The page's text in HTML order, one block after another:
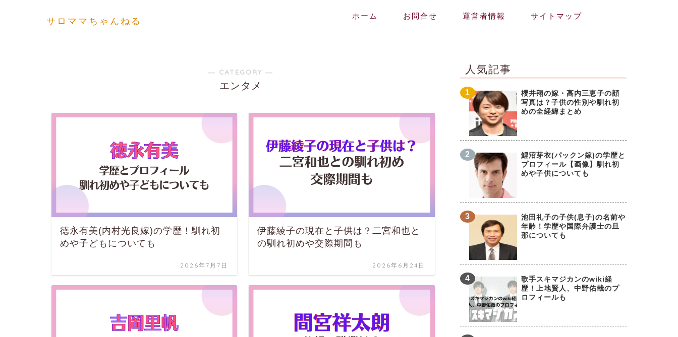
サロママちゃんねる ホーム お問合せ 運営者情報 サイトマップ
― CATEGORY ―
エンタメ
徳永有美(内村光良嫁)の学歴！馴れ初
めや子どもについても
2026年7月7日
伊藤綾子の現在と子供は？二宮和也と
の馴れ初めや交際期間も
2026年6月24日
人気記事
櫻井翔の嫁・高内三恵子の顔
写真は？子供の性別や馴れ初
めの全経緯まとめ
鯉沼芽衣(パックン嫁)の学歴と
プロフィール【画像】馴れ初
めや子供についても
池田礼子の子供(息子)の名前や
年齢！学歴や国際弁護士の旦
那についても
歌手スキマジカンのwiki経
歴！上地賢人、中野佑哉のプ
ロフィールも